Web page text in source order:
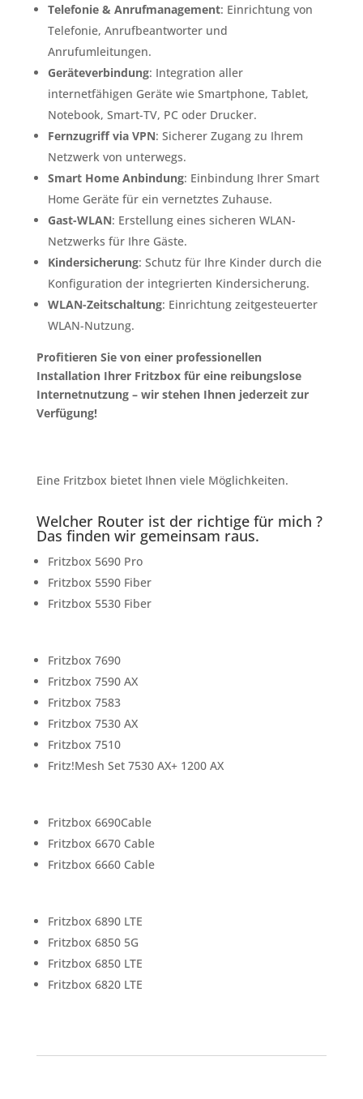
Telefonie & Anrufmanagement: Einrichtung von
Telefonie, Anrufbeantworter und
Anrufumleitungen.
Geräteverbindung: Integration aller
internetfähigen Geräte wie Smartphone, Tablet,
Notebook, Smart-TV, PC oder Drucker.
Fernzugriff via VPN: Sicherer Zugang zu Ihrem
Netzwerk von unterwegs.
Smart Home Anbindung: Einbindung Ihrer Smart
Home Geräte für ein vernetztes Zuhause.
Gast-WLAN: Erstellung eines sicheren WLAN-
Netzwerks für Ihre Gäste.
Kindersicherung: Schutz für Ihre Kinder durch die
Konfiguration der integrierten Kindersicherung.
WLAN-Zeitschaltung: Einrichtung zeitgesteuerter
WLAN-Nutzung.
Profitieren Sie von einer professionellen
Installation Ihrer Fritzbox für eine reibungslose
Internetnutzung – wir stehen Ihnen jederzeit zur
Verfügung!
Eine Fritzbox bietet Ihnen viele Möglichkeiten.
Welcher Router ist der richtige für mich ?
Das finden wir gemeinsam raus.
Fritzbox 5690 Pro
Fritzbox 5590 Fiber
Fritzbox 5530 Fiber
Fritzbox 7690
Fritzbox 7590 AX
Fritzbox 7583
Fritzbox 7530 AX
Fritzbox 7510
Fritz!Mesh Set 7530 AX+ 1200 AX
Fritzbox 6690Cable
Fritzbox 6670 Cable
Fritzbox 6660 Cable
Fritzbox 6890 LTE
Fritzbox 6850 5G
Fritzbox 6850 LTE
Fritzbox 6820 LTE